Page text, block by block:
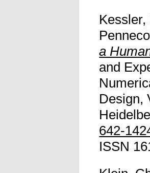
Kessler,
a
and
Design,
642-
ISSN